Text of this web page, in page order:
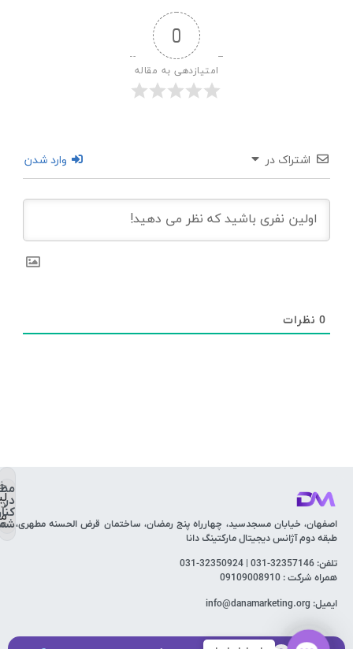
0
امتیازدهی به مقاله
اشتراک در وارد شدن
0 نظرات
اصفهان، خیابان مسجدسید، چهارراه پنج رمضان، ساختمان قرض الحسنه مطهری،
طبقه دوم آژانس دیجیتال مارکتینگ دانا
تلفن: 32357146-031 | 32350924-031
همراه شرکت : 09109008910
ایمیل: info@danamarketing.org
در